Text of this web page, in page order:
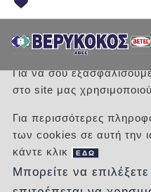
GEBERIT
/ Προϊόντα
ΚΑΖΑΝΑΚΙΑ
Αποδοχή Cookies
Για να σου
στο site μας
Για περισσότερες
των cookies σε αυτή την
κάντε κλικ
ΕΔΩ
Μπορείτε να